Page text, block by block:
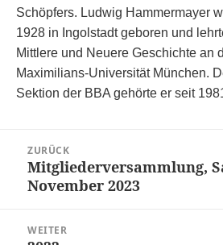
Schöpfers. Ludwig Hammermayer
1928 in Ingolstadt geboren und
Mittlere und Neuere Geschichte an
Maximilians-Universität München.
Sektion der BBA gehörte er seit
ZURÜCK
Vorheriger
Beitrag:
Mitgliederversammlung,
November 2023
WEITER